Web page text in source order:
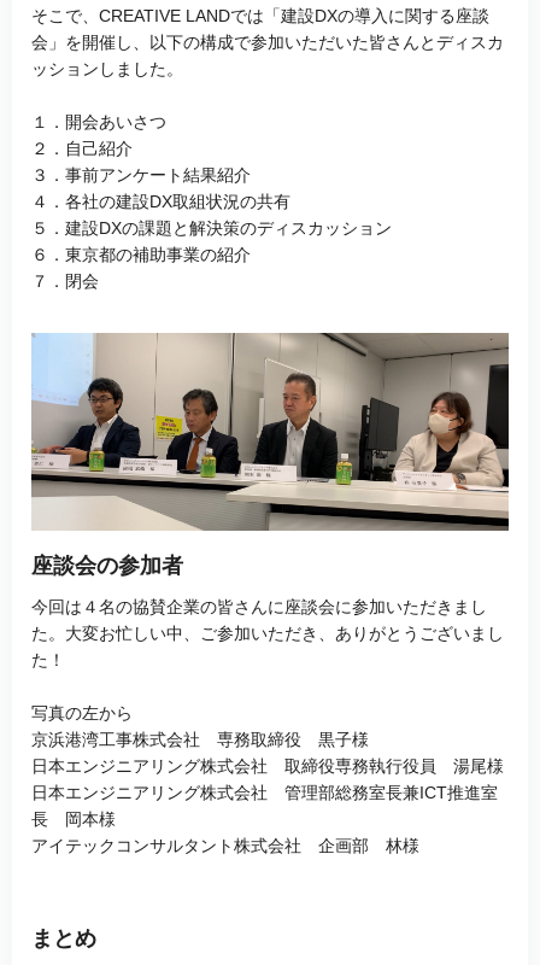
そこで、CREATIVE LANDでは「建設DXの導入に関する座談
会」を開催し、以下の構成で参加いただいた皆さんとディスカ
ッションしました。
１．開会あいさつ
２．自己紹介
３．事前アンケート結果紹介
４．各社の建設DX取組状況の共有
５．建設DXの課題と解決策のディスカッション
６．東京都の補助事業の紹介
７．閉会
座談会の参加者
今回は４名の協賛企業の皆さんに座談会に参加いただきまし
た。大変お忙しい中、ご参加いただき、ありがとうございまし
た！
写真の左から
京浜港湾工事株式会社 専務取締役 黒子様
日本エンジニアリング株式会社 取締役専務執行役員 湯尾様
日本エンジニアリング株式会社 管理部総務室長兼ICT推進室
長 岡本様
アイテックコンサルタント株式会社 企画部 林様
まとめ